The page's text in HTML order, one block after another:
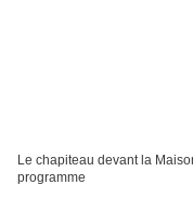
Le chapiteau devant la
programme